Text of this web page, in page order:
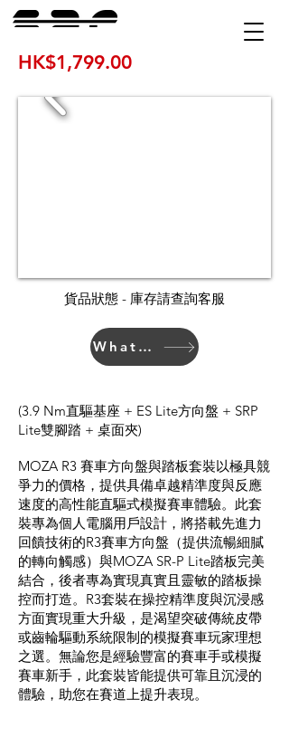
HK$1,799.00
貨品狀態 - 庫存請查詢客服
WhatsApp 下單
(3.9 Nm直驅基座 + ES Lite方向盤 + SRP
Lite雙腳踏 + 桌面夾)
MOZA R3 賽車方向盤與踏板套裝以極具競
爭力的價格，提供具備卓越精準度與反應
速度的高性能直驅式模擬賽車體驗。此套
裝專為個人電腦用戶設計，將搭載先進力
回饋技術的R3賽車方向盤（提供流暢細膩
的轉向觸感）與MOZA SR-P Lite踏板完美
結合，後者專為實現真實且靈敏的踏板操
控而打造。R3套裝在操控精準度與沉浸感
方面實現重大升級，是渴望突破傳統皮帶
或齒輪驅動系統限制的模擬賽車玩家理想
之選。無論您是經驗豐富的賽車手或模擬
賽車新手，此套裝皆能提供可靠且沉浸的
體驗，助您在賽道上提升表現。